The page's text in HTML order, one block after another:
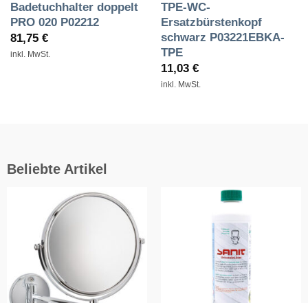
Badetuchhalter doppelt
PRO 020 P02212
81,75 €
inkl. MwSt.
TPE-WC-
Ersatzbürstenkopf
schwarz P03221EBKA-
TPE
11,03 €
inkl. MwSt.
Beliebte Artikel